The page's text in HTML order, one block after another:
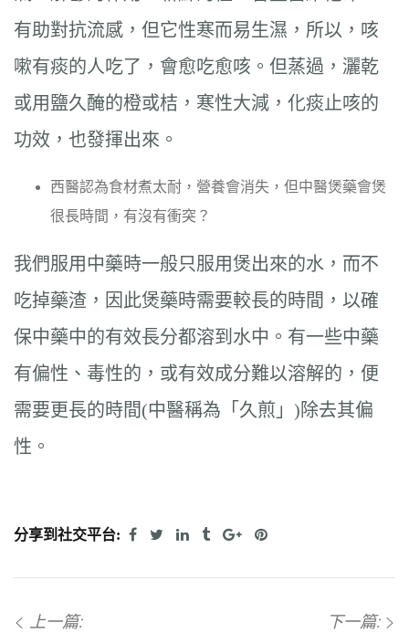
有助對抗流感，但它性寒而易生濕，所以，咳
嗽有痰的人吃了，會愈吃愈咳。但蒸過，灑乾
或用鹽久醃的橙或桔，寒性大減，化痰止咳的
功效，也發揮出來。
西醫認為食材煮太耐，營養會消失，但中醫煲藥會煲
很長時間，有沒有衝突？
我們服用中藥時一般只服用煲出來的水，而不
吃掉藥渣，因此煲藥時需要較長的時間，以確
保中藥中的有效長分都溶到水中。有一些中藥
有偏性、毒性的，或有效成分難以溶解的，便
需要更長的時間(中醫稱為「久煎」)除去其偏
性。
分享到社交平台:
上一篇: 下一篇: